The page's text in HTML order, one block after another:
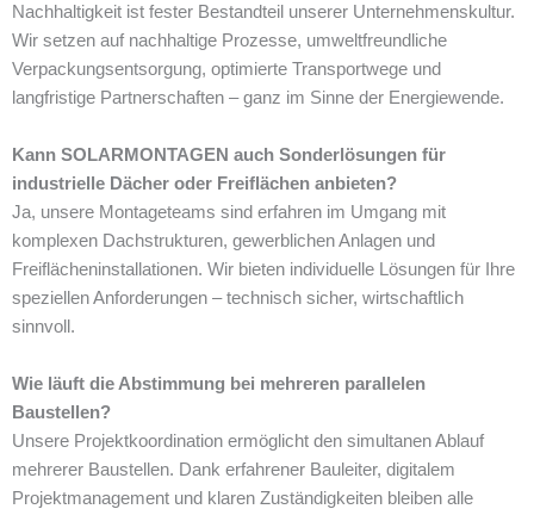
Nachhaltigkeit ist fester Bestandteil unserer Unternehmenskultur.
Wir setzen auf nachhaltige Prozesse, umweltfreundliche
Verpackungsentsorgung, optimierte Transportwege und
langfristige Partnerschaften – ganz im Sinne der Energiewende.
Kann SOLARMONTAGEN auch Sonderlösungen für
industrielle Dächer oder Freiflächen anbieten?
Ja, unsere Montageteams sind erfahren im Umgang mit
komplexen Dachstrukturen, gewerblichen Anlagen und
Freiflächeninstallationen. Wir bieten individuelle Lösungen für Ihre
speziellen Anforderungen – technisch sicher, wirtschaftlich
sinnvoll.
Wie läuft die Abstimmung bei mehreren parallelen
Baustellen?
Unsere Projektkoordination ermöglicht den simultanen Ablauf
mehrerer Baustellen. Dank erfahrener Bauleiter, digitalem
Projektmanagement und klaren Zuständigkeiten bleiben alle